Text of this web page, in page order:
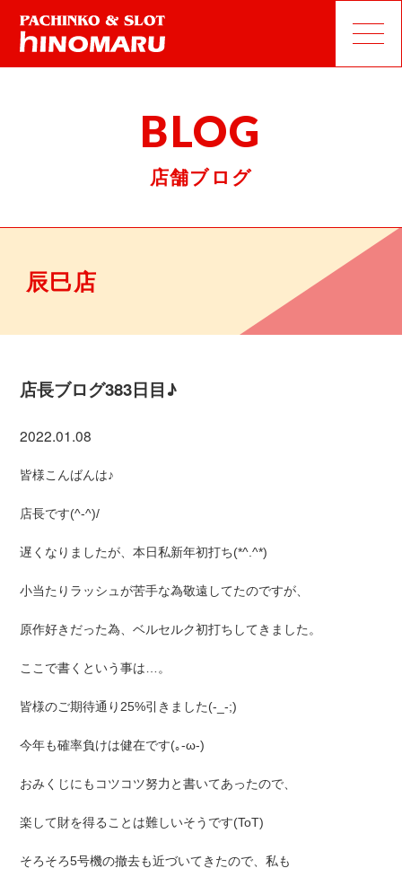
BLOG
店舗ブログ
辰巳店
店長ブログ383日目♪
2022.01.08
皆様こんばんは♪
店長です(^-^)/
遅くなりましたが、本日私新年初打ち(*^.^*)
小当たりラッシュが苦手な為敬遠してたのですが、
原作好きだった為、ベルセルク初打ちしてきました。
ここで書くという事は…。
皆様のご期待通り25%引きました(-_-;)
今年も確率負けは健在です(｡-ω-)
おみくじにもコツコツ努力と書いてあったので、
楽して財を得ることは難しいそうです(ToT)
そろそろ5号機の撤去も近づいてきたので、私も